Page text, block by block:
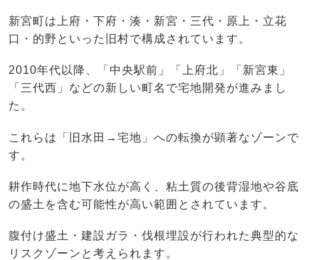
新宮町は上府・下府・湊・新宮・三代・原上・立花
口・的野といった旧村で構成されています。
2010年代以降、「中央駅前」「上府北」「新宮東」
「三代西」などの新しい町名で宅地開発が進みまし
た。
これらは「旧水田→宅地」への転換が顕著なゾーンで
す。
耕作時代に地下水位が高く、粘土質の後背湿地や谷底
の盛土を含む可能性が高い範囲とされています。
腹付け盛土・建設ガラ・伐根埋設が行われた典型的な
リスクゾーンと考えられます。